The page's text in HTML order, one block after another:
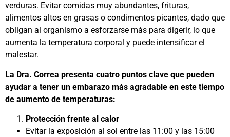
verduras. Evitar comidas muy abundantes, frituras,
alimentos altos en grasas o condimentos picantes, dado que
obligan al organismo a esforzarse más para digerir, lo que
aumenta la temperatura corporal y puede intensificar el
malestar.
La Dra. Correa presenta cuatro puntos clave que pueden
ayudar a tener un embarazo más agradable en este tiempo
de aumento de temperaturas:
Protección frente al calor
Evitar la exposición al sol entre las 11:00 y las 15:00